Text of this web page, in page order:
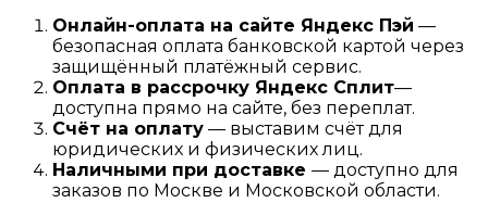
Онлайн-оплата на сайте Яндекс Пэй —
безопасная оплата банковской картой через
защищённый платёжный сервис.
Оплата в рассрочку Я ндекс Сплит—
доступна прямо на сайте, без переплат.
Счёт на оплату — выставим счёт для
юридических и физических лиц.
Наличными при доставке — доступно для
заказов по Москве и Московской области.